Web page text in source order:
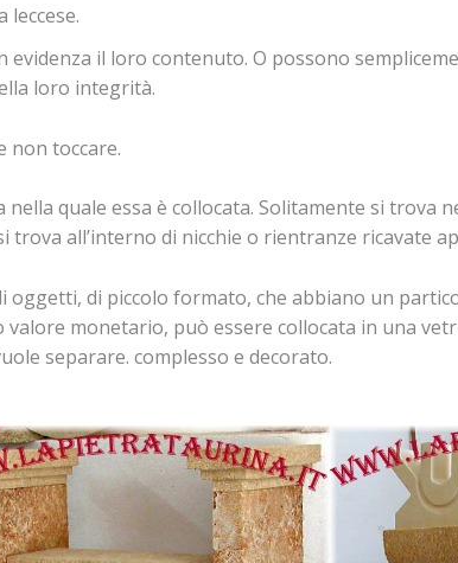
il loro contenuto. O possono
loro integrità.
non toccare.
quale essa è collocata. Solitamente si
trova all’interno di nicchie o rientranze
di piccolo formato, che abbiano un
monetario, può essere collocata in una
separare. complesso e decorato.